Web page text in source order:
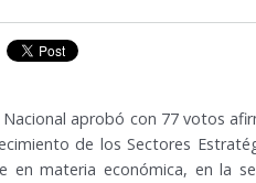
Nacional aprobó con 77 votos
de los Sectores
en materia económica, en la